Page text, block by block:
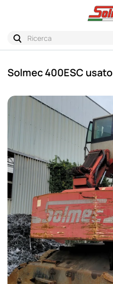
Solmec 400ESC usato